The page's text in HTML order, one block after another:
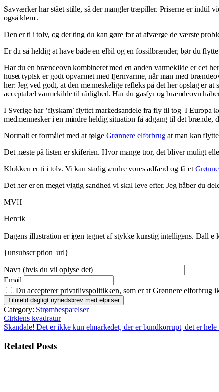
Savværker har stået stille, så der mangler træpiller. Priserne er indtil
også klemt.
Den er ti i tolv, og der ting du kan gøre for at afværge de værste
Er du så heldig at have både en elbil og en fossilbrænder, bør du
Har du en brændeovn kombineret med en anden varmekilde er det
huset typisk er godt opvarmet med fjernvarme, når man med
her: Jeg ved godt, at den menneskelige refleks på det her opslag er
acceptabel varmekilde til rådighed. Har du gasfyr og brændeovn
I Sverige har ’flyskam’ flyttet markedsandele fra fly til tog. I Europa
medmennesker i en mindre heldig situation få adgang til det brænde,
Normalt er formålet med at følge Grønnere elforbrug at man kan
Det næste på listen er skiferien. Hvor mange tror, det bliver muligt
Klokken er ti i tolv. Vi kan stadig ændre vores adfærd og få et
Det her er en meget vigtig sandhed vi skal leve efter. Jeg håber du
MVH
Henrik
Dagens illustration er igen tegnet af stykke kunstig intelligens. Dall
{unsubscription_url}
Navn (hvis du vil oplyse det)
Email
Du accepterer privatlivspolitikken, som er at Grønnere elforbrug
Category: Strømbesparelser
Indlægsnavigation
Cirklens kvadratur
Skandale! Det er ikke kun elmarkedet, der er bundkorrupt, det er hele
Related Posts